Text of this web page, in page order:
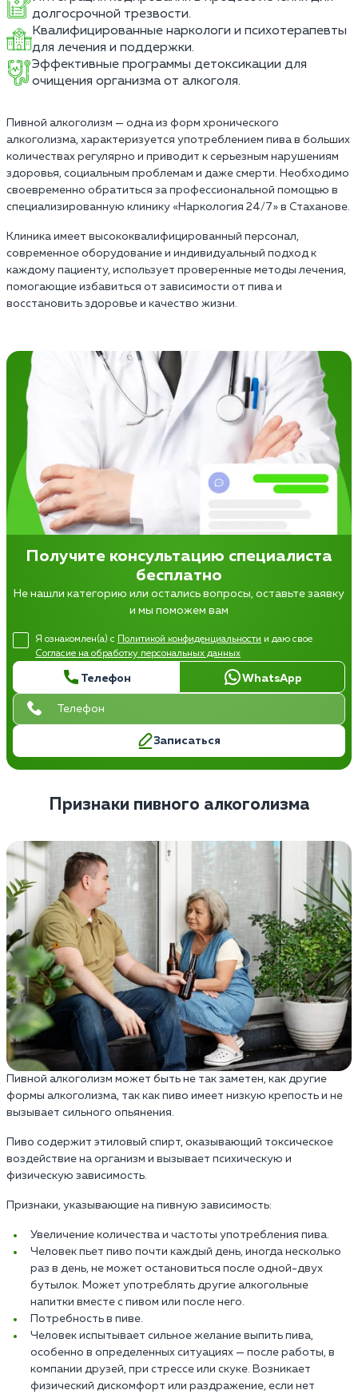
долгосрочной трезвости.
Квалифицированные наркологи и психотерапевты
для лечения и поддержки.
Эффективные программы детоксикации для
очищения организма от алкоголя.
Пивной алкоголизм — одна из форм хронического
алкоголизма, характеризуется употреблением пива в больших
количествах регулярно и приводит к серьезным нарушениям
здоровья, социальным проблемам и даже смерти. Необходимо
своевременно обратиться за профессиональной помощью в
специализированную клинику «Наркология 24/7» в Стаханове.
Клиника имеет высококвалифицированный персонал,
современное оборудование и индивидуальный подход к
каждому пациенту, использует проверенные методы лечения,
помогающие избавиться от зависимости от пива и
восстановить здоровье и качество жизни.
Получите консультацию специалиста
бесплатно
Не нашли категорию или остались вопросы, оставьте заявку
и мы поможем вам
Телефон WhatsApp
Я ознакомлен(а) с Политикой конфиденциальности и даю свое
Согласие на обработку персональных данных
Записаться
Признаки пивного алкоголизма
Пивной алкоголизм может быть не так заметен, как другие
формы алкоголизма, так как пиво имеет низкую крепость и не
вызывает сильного опьянения.
Пиво содержит этиловый спирт, оказывающий токсическое
воздействие на организм и вызывает психическую и
физическую зависимость.
Признаки, указывающие на пивную зависимость:
Увеличение количества и частоты употребления пива.
Человек пьет пиво почти каждый день, иногда несколько
раз в день, не может остановиться после одной-двух
бутылок. Может употреблять другие алкогольные
напитки вместе с пивом или после него.
Потребность в пиве.
Человек испытывает сильное желание выпить пива,
особенно в определенных ситуациях — после работы, в
компании друзей, при стрессе или скуке. Возникает
физический дискомфорт или раздражение, если нет